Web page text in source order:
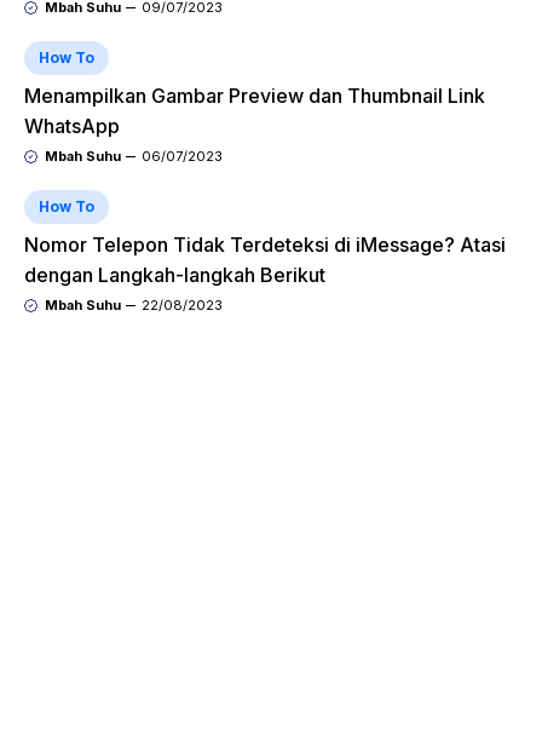
Mbah Suhu 09/07/2023
How To
Menampilkan Gambar Preview dan Thumbnail Link
WhatsApp
Mbah Suhu 06/07/2023
How To
Nomor Telepon Tidak Terdeteksi di iMessage? Atasi
dengan Langkah-langkah Berikut
Mbah Suhu 22/08/2023